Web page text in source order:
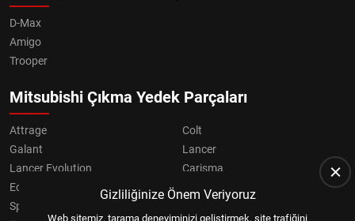
D-Max
Amigo
Trooper
Mitsubishi Çıkma Yedek Parçaları
Attrage
Colt
Galant
Lancer
Lancer Evolution
Carisma
Eclipse
Grandis
Space Star
Gizliliğinize Önem Veriyoruz
Web sitemiz, tarama deneyiminizi geliştirmek, site trafiğini